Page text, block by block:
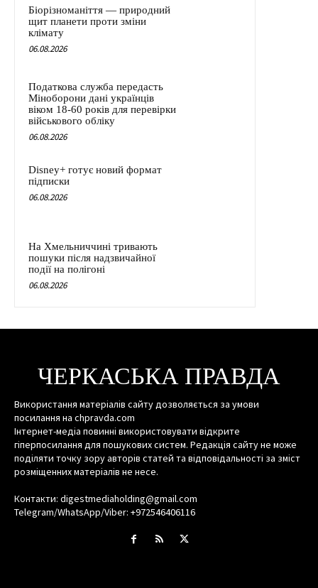
Біорізноманіття — природний
щит планети проти зміни
клімату
06.08.2026
Податкова служба передасть
Міноборони дані українців
віком 18-60 років для перевірки
військового обліку
06.08.2026
Disney+ готує новий формат
підписки
06.08.2026
На Хмельниччині тривають
пошуки після надзвичайної
події на полігоні
06.08.2026
ЧЕРКАСЬКА ПРАВДА
Використання матеріалів сайту дозволяється за умови
посилання на chpravda.com
Інтернет-медіа повинні використовувати відкрите
гіперпосилання для пошукових систем. Редакція сайту не може
поділяти точку зору авторів статей та відповідальності за зміст
розміщенних матеріалів не несе.
Контакти: digestmediaholding@gmail.com
Telegram/WhatsApp/Viber: +972546406116